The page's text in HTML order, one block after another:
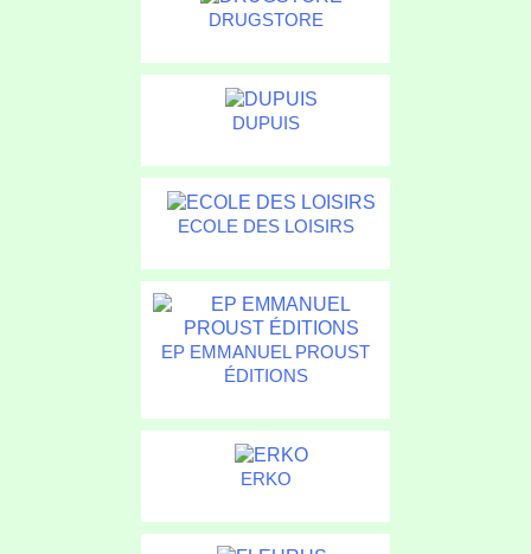
DRUGSTORE
DUPUIS
ECOLE DES LOISIRS
EP EMMANUEL PROUST
ÉDITIONS
ERKO